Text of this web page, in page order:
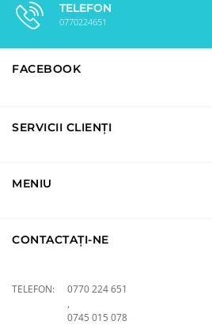
TELEFON
0770224651
FACEBOOK
SERVICII CLIENȚI
MENIU
CONTACTAȚI-NE
TELEFON:
0770 224 651
,
0745 015 078